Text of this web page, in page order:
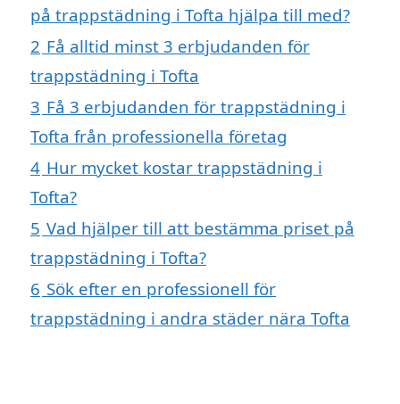
på trappstädning i Tofta hjälpa till med?
2 Få alltid minst 3 erbjudanden för
trappstädning i Tofta
3 Få 3 erbjudanden för trappstädning i
Tofta från professionella företag
4 Hur mycket kostar trappstädning i
Tofta?
5 Vad hjälper till att bestämma priset på
trappstädning i Tofta?
6 Sök efter en professionell för
trappstädning i andra städer nära Tofta